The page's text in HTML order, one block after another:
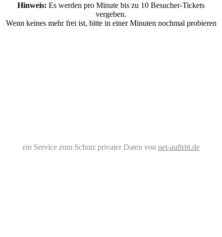
Hinweis: Es werden pro Minute bis zu 10 Besucher-Tickets
vergeben.
Wenn keines mehr frei ist, bitte in einer Minuten nochmal probieren
ein Service zum Schutz privater Daten von net-auftritt.de